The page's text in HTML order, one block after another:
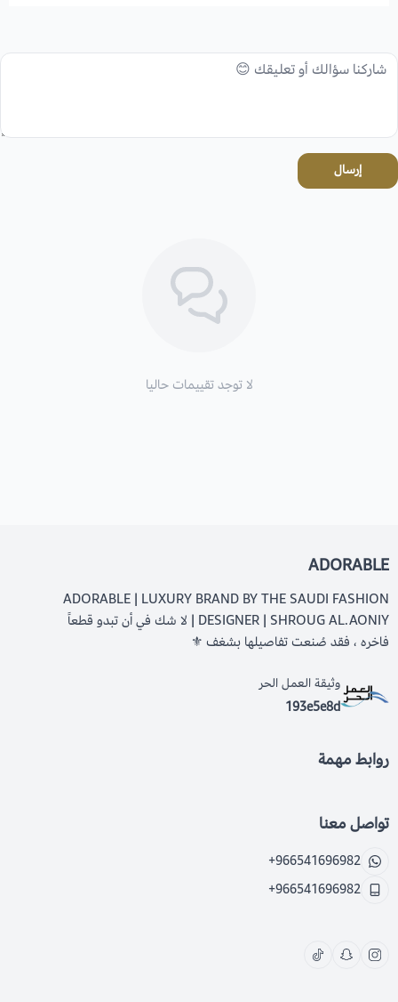
إرسال
لا توجد تقييمات حاليا
ADORABLE
ADORABLE | LUXURY BRAND BY THE SAUDI FASHION
DESIGNER | SHROUG AL.AONIY | لا شك في أن تبدو قطعاً
فاخره ، فقد صُنعت تفاصيلها بشغف ⚜️
وثيقة العمل الحر
193e5e8d
روابط مهمة
تواصل معنا
+966541696982
+966541696982